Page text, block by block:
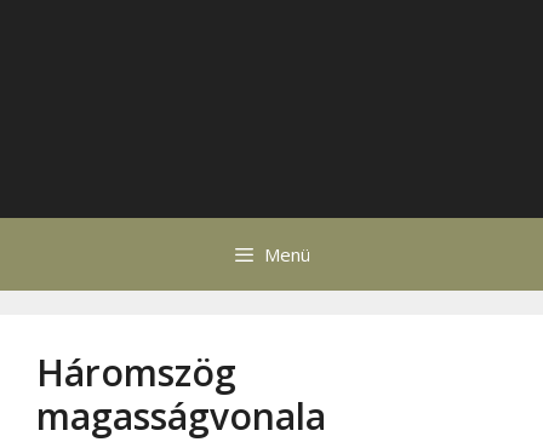
Menü
Háromszög
magasságvonala